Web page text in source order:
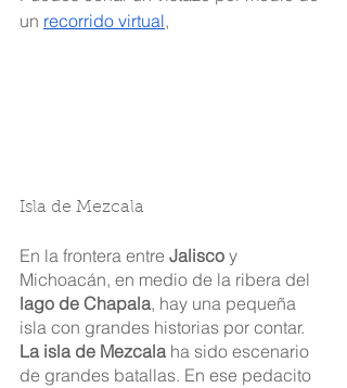
un recorrido virtual,
Isla de Mezcala
En la frontera entre Jalisco y
Michoacán, en medio de la ribera del
lago de Chapala, hay una pequeña
isla con grandes historias por contar.
La isla de Mezcala ha sido escenario
de grandes batallas. En ese pedacito